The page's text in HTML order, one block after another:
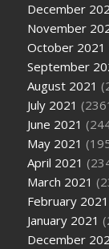
December
November
October 2021
September
August 2021
July 2021
June 2021
May 2021
April 2021
March 2021
February 2021
January 2021
December